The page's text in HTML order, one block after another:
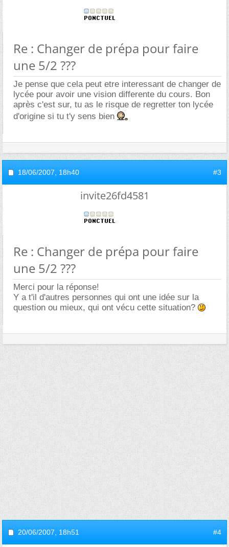
Re : Changer de prépa pour faire
une 5/2 ???
Je pense que cela peut etre interessant de changer de
lycée pour avoir une vision differente du cours. Bon
après c'est sur, tu as le risque de regretter ton lycée
d'origine si tu t'y sens bien
18/06/2007, 18h40 #3
invite26fd4581
Re : Changer de prépa pour faire
une 5/2 ???
Merci pour la réponse!
Y a t'il d'autres personnes qui ont une idée sur la
question ou mieux, qui ont vécu cette situation?
20/06/2007, 18h51 #4